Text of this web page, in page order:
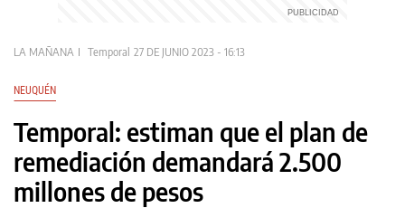
LA MAÑANA Temporal 27 DE JUNIO 2023 - 16:13
NEUQUÉN
Temporal: estiman que el plan de
remediación demandará 2.500
millones de pesos